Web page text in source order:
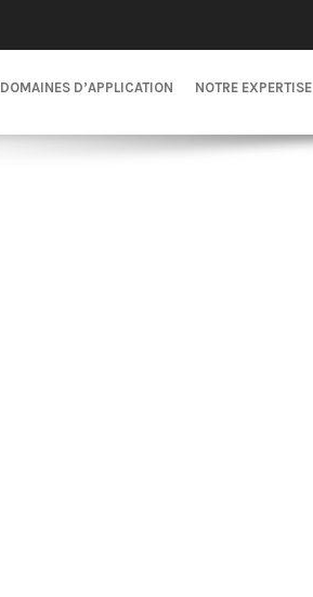
DOMAINES D’APPLICATION NOTRE EXPERTISE